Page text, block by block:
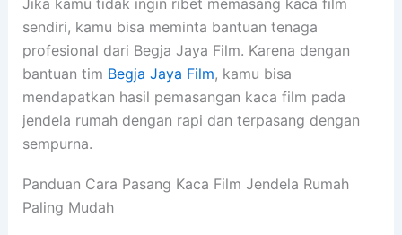
Jika kamu tidak ingin ribet memasang kaca film
sendiri, kamu bisa meminta bantuan tenaga
profesional dari Begja Jaya Film. Karena dengan
bantuan tim Begja Jaya Film, kamu bisa
mendapatkan hasil pemasangan kaca film pada
jendela rumah dengan rapi dan terpasang dengan
sempurna.
Panduan Cara Pasang Kaca Film Jendela Rumah
Paling Mudah